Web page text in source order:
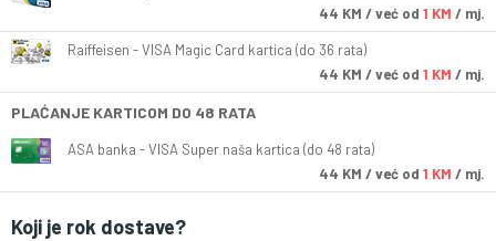
44 KM / već od 1 KM / mj.
Raiffeisen - VISA Magic Card kartica (do 36 rata)
44 KM / već od 1 KM / mj.
PLAĆANJE KARTICOM DO 48 RATA
ASA banka - VISA Super naša kartica (do 48 rata)
44 KM / već od 1 KM / mj.
Koji je rok dostave?